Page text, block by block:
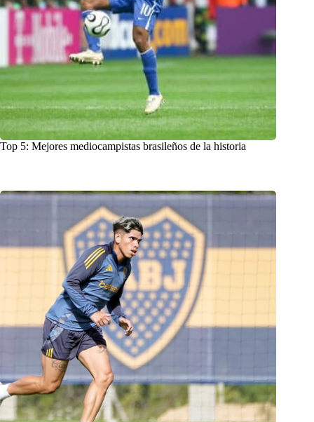
Top 5: Mejores mediocampistas brasileños de la historia